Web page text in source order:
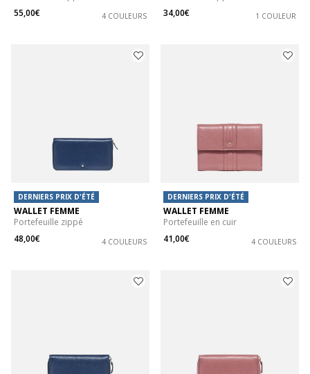
55,00€
4 COULEURS
34,00€
1 COULEUR
DERNIERS PRIX D'ÉTÉ
WALLET FEMME
Portefeuille zippé
48,00€
4 COULEURS
DERNIERS PRIX D'ÉTÉ
WALLET FEMME
Portefeuille en cuir
41,00€
4 COULEURS